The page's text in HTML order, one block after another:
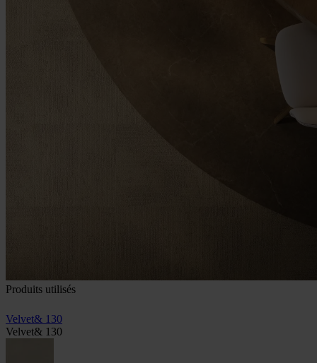
Produits utilisés
Velvet& 130
Velvet& 130